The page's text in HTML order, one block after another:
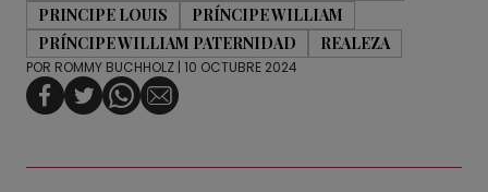
PRINCIPE LOUIS
PRÍNCIPE WILLIAM
PRÍNCIPE WILLIAM PATERNIDAD
REALEZA
POR ROMMY BUCHHOLZ | 10 OCTUBRE 2024